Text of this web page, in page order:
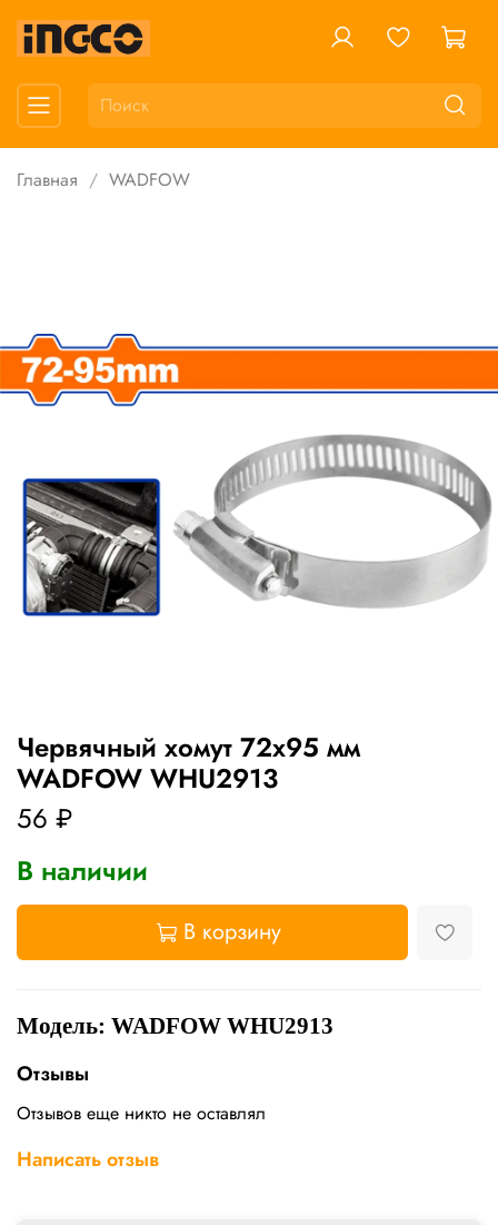
Главная WADFOW
Червячный хомут 72х95 мм
WADFOW WHU2913
56 ₽
В наличии
В корзину
Модель: WADFOW WHU2913
Отзывы
Отзывов еще никто не оставлял
Написать отзыв